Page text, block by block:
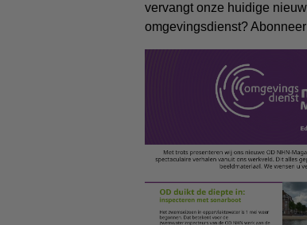
vervangt onze huidige
omgevingsdienst?